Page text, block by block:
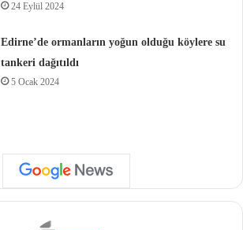
24 Eylül 2024
Edirne’de ormanların yoğun olduğu köylere su
tankeri dağıtıldı
5 Ocak 2024